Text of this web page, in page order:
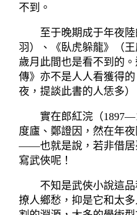
不到。
至于晚期成于年夜
羽）、《臥虎躲龍》（
歲月此間也是看不到的
傳》亦不是人人看獲得
夜，提談此書的人恁多）
實在郎紅浣（
度廬、鄭證因，然在年
——也就是說，若非借居
寫武俠呢！
不知是武俠小說這
撩人鄉愁，抑是它和太